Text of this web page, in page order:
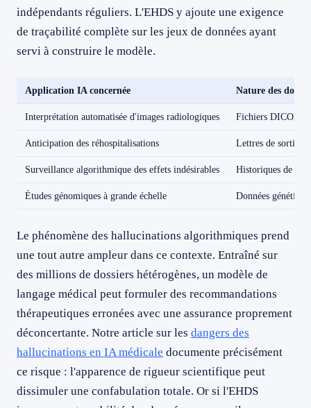
indépendants réguliers. L'EHDS y ajoute une exigence
de traçabilité complète sur les jeux de données ayant
servi à construire le modèle.
Application IA concernée Nature des
Interprétation automatisée d'images radiologiques Fichiers DICOM +
Anticipation des réhospitalisations Lettres de sortie +
Surveillance algorithmique des effets indésirables Historiques de
Études génomiques à grande échelle Données
Le phénomène des hallucinations algorithmiques prend
une tout autre ampleur dans ce contexte. Entraîné sur
des millions de dossiers hétérogènes, un modèle de
langage médical peut formuler des recommandations
thérapeutiques erronées avec une assurance proprement
déconcertante. Notre article sur les dangers des
hallucinations en IA médicale documente précisément
ce risque : l'apparence de rigueur scientifique peut
dissimuler une confabulation totale. Or si l'EHDS